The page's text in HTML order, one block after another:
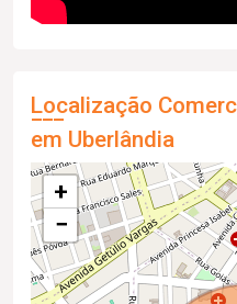
Localização
em Uberlândia
+
−